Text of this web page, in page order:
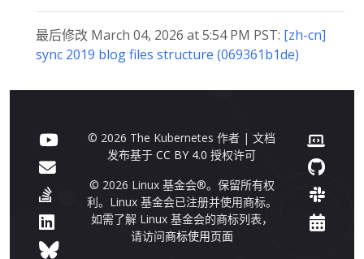
最后修改 March 04, 2026 at 5:54 PM PST: [zh-cn]
sync 2019 blog files structure (069361b1de)
© 2026 The Kubernetes 作者 | 文档
发布基于CC BY 4.0 授权许可
© 2026 Linux 基金会®。保留所有权
利。Linux 基金会已注册并使用商标。
如需了解 Linux 基金会的商标列表，
请访问商标使用页面